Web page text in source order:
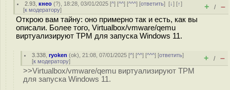
2.93 ,кнео (?), 18:28, 03/01/2025 [^] [^^] [^^^] [ответить][↓] [↑]
[к модератору] + / –
Открою вам тайну: оно примерно так и есть, как вы
описали. Более того, Virtualbox/vmware/qemu
виртуализируют TPM для запуска Windows 11.
3.338 ,ryoken (ok), 21:08, 07/01/2025 [^] [^^] [^^^] [ответить]
[к модератору] + / –
>>Virtualbox/vmware/qemu виртуализируют TPM
для запуска Windows 11.